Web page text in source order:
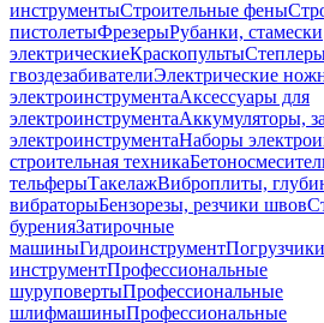
инструментыСтроительные фены
пистолетыФрезерыРубанки, стамески
электрическиеКраскопульты
гвоздезабивателиЭлектрические
электроинструментаАксессуары для
электроинструментаАккумуляторы,
электроинструментаНаборы
строительная техника
тельферыТакелажВиброплиты,
вибраторыБензорезы, резчики швов
буренияЗатирочные
машиныГидроинструментПогрузчики
инструментПрофессиональные
шуруповертыПрофессиональные
шлифмашиныПрофессиональные